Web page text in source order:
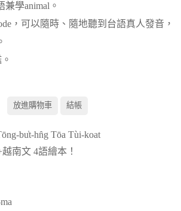
學animal。
，可以隨時、隨地聽到台語真人發音，
bu̍t-hn̂g Tōa Tùi-koat
南文 4語繪本！